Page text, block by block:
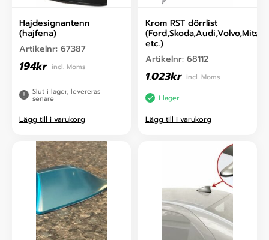
Hajdesignantenn
(hajfena)
Artikelnr: 67387
194kr incl. Moms
Slut i lager, levereras
senare
Lägg till i varukorg
Krom RST dörrlist
etc.)
Artikelnr: 68112
1.023kr incl. Moms
I lager
Lägg till i varukorg